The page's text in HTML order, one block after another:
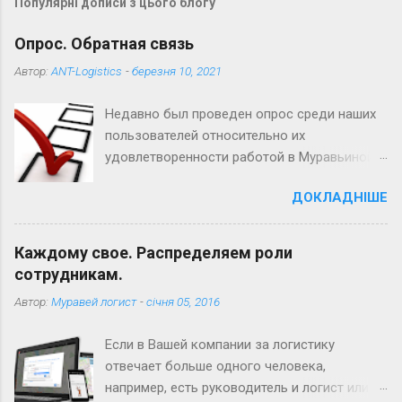
Опрос. Обратная связь
Автор: ANT-Logistics -березня 10, 2021
Недавно был проведен опрос среди наших
пользователей относительно их
удовлетворенности работой в Муравьиной
мнения - каждое из них очень важно для
нас. В этой статье Вы получите ответы на
наиболее частые вопросы и пожелания по
функционалу сервиса. Также напоминаем,
работе с сервисом Вы всегда можете
поддержки. 1. Нет учета трафика (пробок)
при формировании маршрутов В Муравьиной
логистике есть учет трафика на основании
ДОКЛАДНІШЕ
Каждому свое. Распределяем роли
сотрудникам.
Автор: Муравей логист -січня 05, 2016
Если в Вашей компании за логистику
отвечает больше одного человека,
например, есть руководитель и логист или